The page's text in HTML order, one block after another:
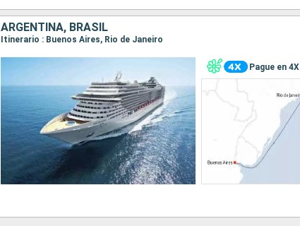
ARGENTINA, BRASIL
Itinerario : Buenos Aires, Rio de Janeiro
Pague en 4X